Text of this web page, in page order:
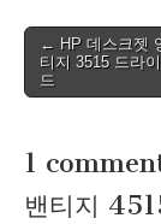
Post
navigation
← HP 데스크젯
티지 3515 드라
드
1
밴티지